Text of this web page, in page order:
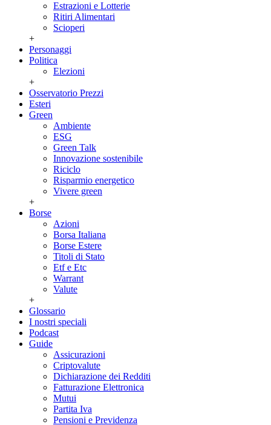
Estrazioni e Lotterie
Ritiri Alimentari
Scioperi
+
Personaggi
Politica
Elezioni
+
Osservatorio Prezzi
Esteri
Green
Ambiente
ESG
Green Talk
Innovazione sostenibile
Riciclo
Risparmio energetico
Vivere green
+
Borse
Azioni
Borsa Italiana
Borse Estere
Titoli di Stato
Etf e Etc
Warrant
Valute
+
Glossario
I nostri speciali
Podcast
Guide
Assicurazioni
Criptovalute
Dichiarazione dei Redditi
Fatturazione Elettronica
Mutui
Partita Iva
Pensioni e Previdenza